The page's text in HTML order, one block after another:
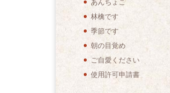
あんちょこ
林檎です
季節です
朝の目覚め
ご自愛ください
使用許可申請書